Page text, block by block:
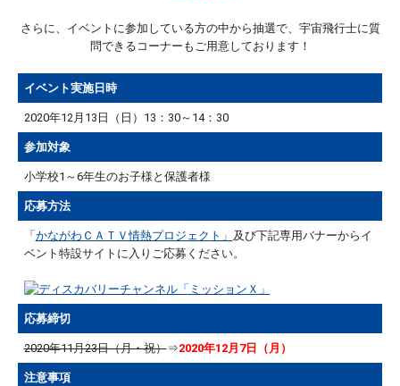
さらに、イベントに参加している方の中から抽選で、宇宙飛行士に質
問できるコーナーもご用意しております！
イベント実施日時
2020年12月13日（日）13：30～14：30
参加対象
小学校1～6年生のお子様と保護者様
応募方法
「 かながわＣＡＴＶ情熱プロジェクト」 及び下記専用バナーからイ
ベント特設サイトに入りご応募ください。
応募締切
2020年11月23日（月・祝）⇒2020年12月7日（月）
注意事項